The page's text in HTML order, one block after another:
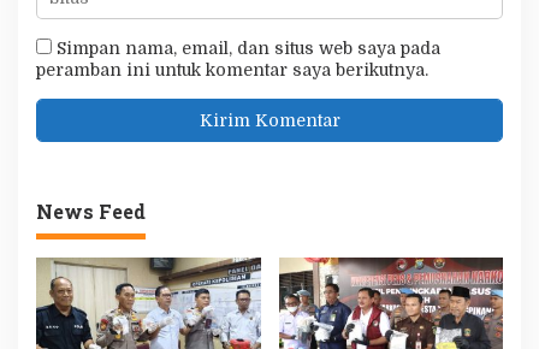
Simpan nama, email, dan situs web saya pada
peramban ini untuk komentar saya berikutnya.
News Feed